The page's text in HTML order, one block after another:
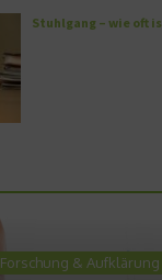
Stuhlgang – wie oft
Forschung & Aufklärung